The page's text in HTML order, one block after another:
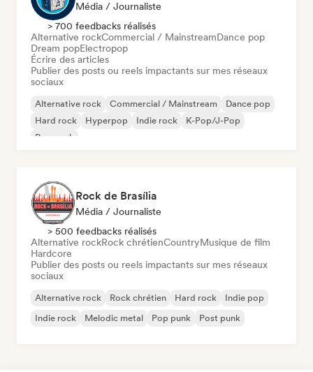
Média / Journaliste
> 700 feedbacks réalisés
Alternative rockCommercial / MainstreamDance pop
Dream popElectropop
Écrire des articles
Publier des posts ou reels impactants sur mes réseaux
sociaux
Alternative rock Commercial / Mainstream
Dance pop
Hard rock
Hyperpop Indie rock
K-Pop/J-Pop
Pop punk
Rock de Brasília
Média / Journaliste
> 500 feedbacks réalisés
Alternative rockRock chrétienCountryMusique de film
Hardcore
Publier des posts ou reels impactants sur mes réseaux
sociaux
Alternative rock Rock chrétien Hard rock
Indie pop
Indie rock
Melodic metal Pop punk Post punk